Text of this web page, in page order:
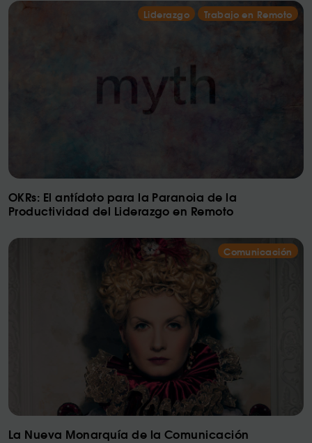
Liderazgo Trabajo en Remoto
OKRs: El antídoto para la Paranoia de la
Productividad del Liderazgo en Remoto
Comunicación
La Nueva Monarquía de la Comunicación